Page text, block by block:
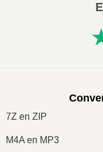
7Z en ZIP
M4A en MP3